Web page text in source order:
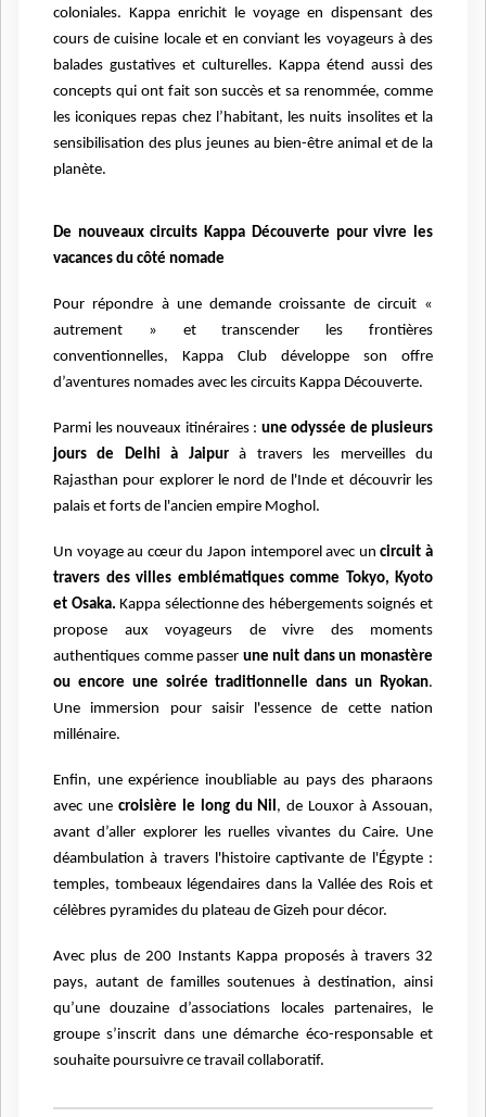
coloniales. Kappa enrichit le voyage en dispensant des
cours de cuisine locale et en conviant les voyageurs à des
balades gustatives et culturelles. Kappa étend aussi des
concepts qui ont fait son succès et sa renommée, comme
les iconiques repas chez l’habitant, les nuits insolites et la
sensibilisation des plus jeunes au bien-être animal et de la
planète.
De nouveaux circuits Kappa Découverte pour vivre les
vacances du côté nomade
Pour répondre à une demande croissante de circuit «
autrement » et transcender les frontières
conventionnelles, Kappa Club développe son offre
d’aventures nomades avec les circuits Kappa Découverte.
Parmi les nouveaux itinéraires : une odyssée de plusieurs
jours de Delhi à Jaipurà travers les merveilles du
Rajasthan pour explorer le nord de l'Inde et découvrir les
palais et forts de l'ancien empire Moghol.
Un voyage au cœur du Japon intemporel avec uncircuit à
travers des villes emblématiques comme Tokyo, Kyoto
et Osaka. Kappa sélectionne des hébergements soignés et
propose aux voyageurs de vivre des moments
authentiques comme passer une nuit dans un monastère
ou encore une soirée traditionnelle dans un Ryokan.
Une immersion pour saisir l'essence de cette nation
millénaire.
Enfin, une expérience inoubliable au pays des pharaons
avec une croisière le long du Nil , de Louxor à Assouan,
avant d’aller explorer les ruelles vivantes du Caire. Une
déambulation à travers l'histoire captivante de l'Égypte :
temples, tombeaux légendaires dans la Vallée des Rois et
célèbres pyramides du plateau de Gizeh pour décor.
Avec plus de 200 Instants Kappa proposés à travers 32
pays, autant de familles soutenues à destination, ainsi
qu’une douzaine d’associations locales partenaires, le
groupe s’inscrit dans une démarche éco-responsable et
souhaite poursuivre ce travail collaboratif.